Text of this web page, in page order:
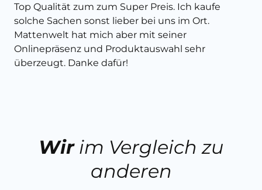
Top Qualität zum zum Super Preis. Ich kaufe
solche Sachen sonst lieber bei uns im Ort.
Mattenwelt hat mich aber mit seiner
Onlinepräsenz und Produktauswahl sehr
überzeugt. Danke dafür!
Wirim Vergleich zu
anderen